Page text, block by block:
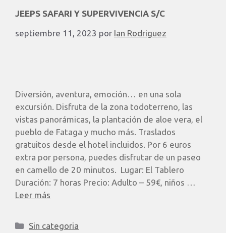
JEEPS SAFARI Y SUPERVIVENCIA S/C
septiembre 11, 2023 por Ian Rodriguez
Diversión, aventura, emoción… en una sola
excursión. Disfruta de la zona todoterreno, las
vistas panorámicas, la plantación de aloe vera, el
pueblo de Fataga y mucho más. Traslados
gratuitos desde el hotel incluidos. Por 6 euros
extra por persona, puedes disfrutar de un paseo
en camello de 20 minutos. ​ Lugar: El Tablero
Duración: 7 horas Precio: Adulto – 59€, niños …
Leer más
Sin categoria